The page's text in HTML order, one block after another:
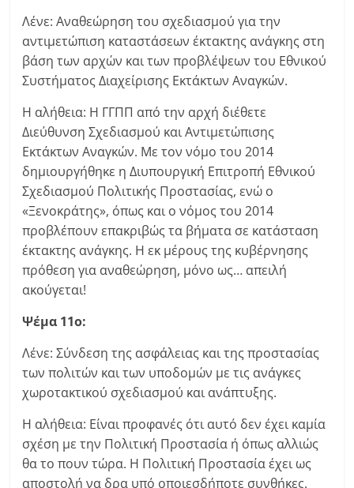
Λένε: Αναθεώρηση του σχεδιασμού για την
αντιμετώπιση καταστάσεων έκτακτης ανάγκης στη
βάση των αρχών και των προβλέψεων του Εθνικού
Συστήματος Διαχείρισης Εκτάκτων Αναγκών.
Η αλήθεια: Η ΓΓΠΠ από την αρχή διέθετε
Διεύθυνση Σχεδιασμού και Αντιμετώπισης
Εκτάκτων Αναγκών. Με τον νόμο του 2014
δημιουργήθηκε η Διυπουργική Επιτροπή Εθνικού
Σχεδιασμού Πολιτικής Προστασίας, ενώ ο
«Ξενοκράτης», όπως και ο νόμος του 2014
προβλέπουν επακριβώς τα βήματα σε κατάσταση
έκτακτης ανάγκης. Η εκ μέρους της κυβέρνησης
πρόθεση για αναθεώρηση, μόνο ως… απειλή
ακούγεται!
Ψέμα 11ο:
Λένε: Σύνδεση της ασφάλειας και της προστασίας
των πολιτών και των υποδομών με τις ανάγκες
χωροτακτικού σχεδιασμού και ανάπτυξης.
Η αλήθεια: Είναι προφανές ότι αυτό δεν έχει καμία
σχέση με την Πολιτική Προστασία ή όπως αλλιώς
θα το πουν τώρα. Η Πολιτική Προστασία έχει ως
αποστολή να δρα υπό οποιεσδήποτε συνθήκες.